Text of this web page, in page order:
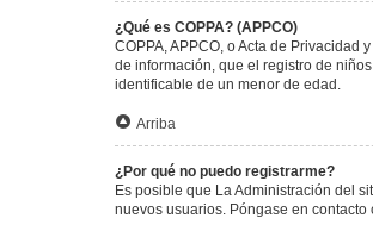
¿Qué es COPPA? (APPCO)
COPPA, APPCO, o Acta de
de información, que el registro de
identificable de un menor de edad.
Arriba
¿Por qué no puedo registrarme?
Es posible que La Administración del
nuevos usuarios. Póngase en